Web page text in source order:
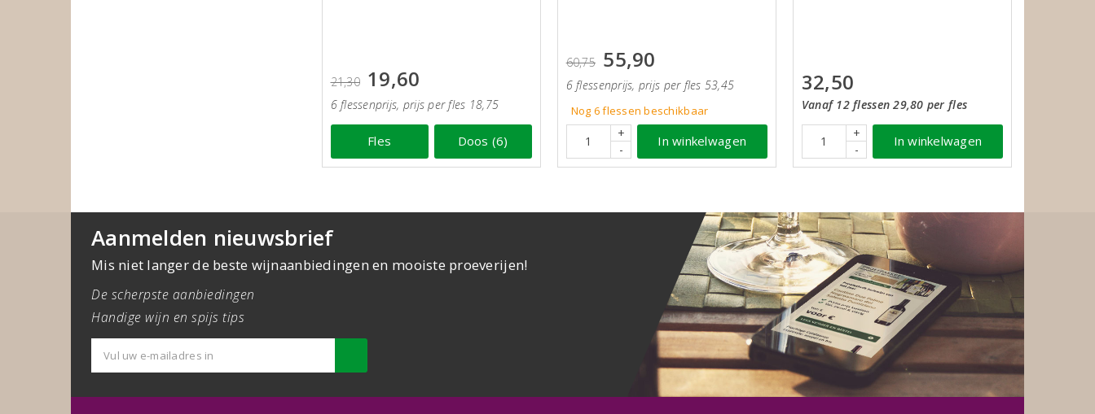
21,30 19,60
6 flessenprijs, prijs per fles 18,75
Fles Doos (6)
60,75 55,90
6 flessenprijs, prijs per fles 53,45
Nog 6flessenbeschikbaar
+
-
In winkelwagen
32,50
Vanaf 12 flessen 29,80 per fles
+
-
In winkelwagen
Aanmelden nieuwsbrief
Mis niet langer de beste wijnaanbiedingen en mooiste proeverijen!
De scherpste aanbiedingen
Handige wijn en spijs tips